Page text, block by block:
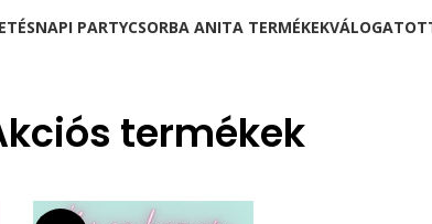
PARTYCSORBA ANITA TERMÉKEK
termékek